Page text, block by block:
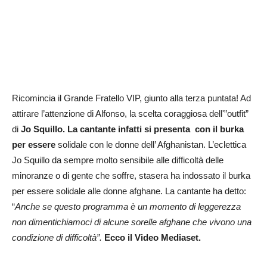
Ricomincia il Grande Fratello VIP, giunto alla terza puntata! Ad
attirare l’attenzione di Alfonso, la scelta coraggiosa dell'”outfit”
di Jo Squillo. La cantante infatti si presenta con il burka
per essere solidale con le donne dell’ Afghanistan. L’eclettica
Jo Squillo da sempre molto sensibile alle difficoltà delle
minoranze o di gente che soffre, stasera ha indossato il burka
per essere solidale alle donne afghane. La cantante ha detto:
“Anche se questo programma è un momento di leggerezza
non dimentichiamoci di alcune sorelle afghane che vivono una
condizione di difficoltà”. Ecco il Video Mediaset.